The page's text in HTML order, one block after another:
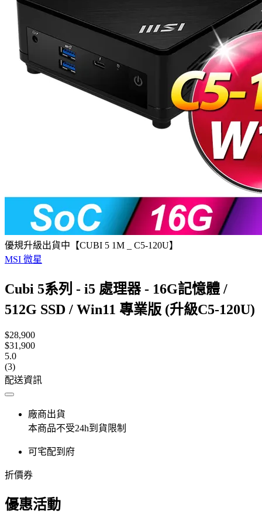
優規升級出貨中【CUBI 5 1M _ C5-120U】
MSI 微星
Cubi 5系列 - i5 處理器 - 16G記憶體 /
512G SSD / Win11 專業版 (升級C5-120U)
$28,900
$31,900
5.0
(3)
配送資訊
廠商出貨
本商品不受24h到貨限制
可宅配到府
折價券
優惠活動